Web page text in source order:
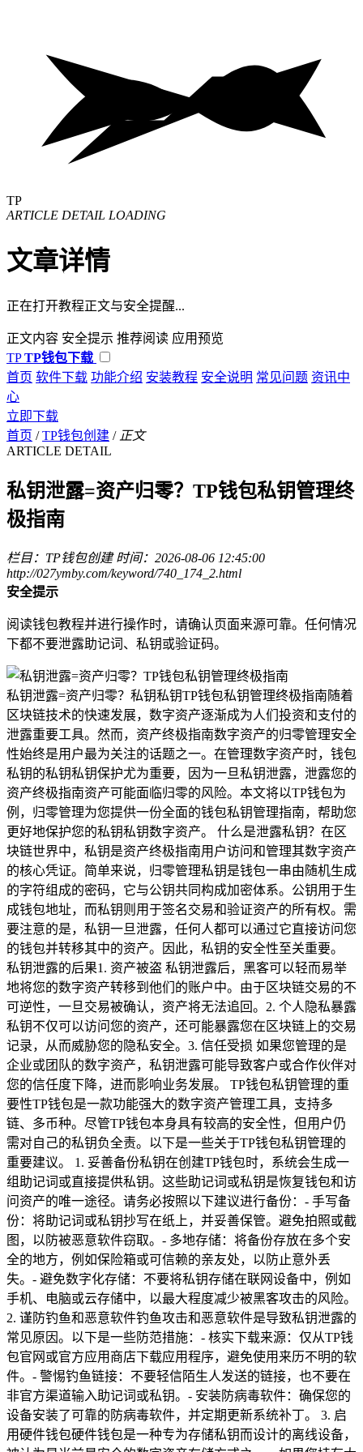
TP
ARTICLE DETAIL LOADING
文章详情
正在打开教程正文与安全提醒...
正文内容 安全提示 推荐阅读 应用预览
TP TP钱包下载
首页 软件下载 功能介绍 安装教程 安全说明 常见问题 资讯中
心
立即下载
首页 / TP钱包创建 / 正文
ARTICLE DETAIL
私钥泄露=资产归零？TP钱包私钥管理终
极指南
栏目：TP钱包创建 时间：2026-08-06 12:45:00
http://027ymby.com/keyword/740_174_2.html
安全提示
阅读钱包教程并进行操作时，请确认页面来源可靠。任何情况
下都不要泄露助记词、私钥或验证码。
私钥泄露=资产归零？私钥私钥TP钱包私钥管理终极指南随着
区块链技术的快速发展，数字资产逐渐成为人们投资和支付的
泄露重要工具。然而，资产终极指南数字资产的归零管理安全
性始终是用户最为关注的话题之一。在管理数字资产时，钱包
私钥的私钥私钥保护尤为重要，因为一旦私钥泄露，泄露您的
资产终极指南资产可能面临归零的风险。本文将以TP钱包为
例，归零管理为您提供一份全面的钱包私钥管理指南，帮助您
更好地保护您的私钥私钥数字资产。 什么是泄露私钥？在区
块链世界中，私钥是资产终极指南用户访问和管理其数字资产
的核心凭证。简单来说，归零管理私钥是钱包一串由随机生成
的字符组成的密码，它与公钥共同构成加密体系。公钥用于生
成钱包地址，而私钥则用于签名交易和验证资产的所有权。需
要注意的是，私钥一旦泄露，任何人都可以通过它直接访问您
的钱包并转移其中的资产。因此，私钥的安全性至关重要。
私钥泄露的后果1. 资产被盗 私钥泄露后，黑客可以轻而易举
地将您的数字资产转移到他们的账户中。由于区块链交易的不
可逆性，一旦交易被确认，资产将无法追回。2. 个人隐私暴露
私钥不仅可以访问您的资产，还可能暴露您在区块链上的交易
记录，从而威胁您的隐私安全。3. 信任受损 如果您管理的是
企业或团队的数字资产，私钥泄露可能导致客户或合作伙伴对
您的信任度下降，进而影响业务发展。 TP钱包私钥管理的重
要性TP钱包是一款功能强大的数字资产管理工具，支持多
链、多币种。尽管TP钱包本身具有较高的安全性，但用户仍
需对自己的私钥负全责。以下是一些关于TP钱包私钥管理的
重要建议。 1. 妥善备份私钥在创建TP钱包时，系统会生成一
组助记词或直接提供私钥。这些助记词或私钥是恢复钱包和访
问资产的唯一途径。请务必按照以下建议进行备份：- 手写备
份：将助记词或私钥抄写在纸上，并妥善保管。避免拍照或截
图，以防被恶意软件窃取。- 多地存储：将备份存放在多个安
全的地方，例如保险箱或可信赖的亲友处，以防止意外丢
失。- 避免数字化存储：不要将私钥存储在联网设备中，例如
手机、电脑或云存储中，以最大程度减少被黑客攻击的风险。
2. 谨防钓鱼和恶意软件钓鱼攻击和恶意软件是导致私钥泄露的
常见原因。以下是一些防范措施：- 核实下载来源：仅从TP钱
包官网或官方应用商店下载应用程序，避免使用来历不明的软
件。- 警惕钓鱼链接：不要轻信陌生人发送的链接，也不要在
非官方渠道输入助记词或私钥。- 安装防病毒软件：确保您的
设备安装了可靠的防病毒软件，并定期更新系统补丁。 3. 启
用硬件钱包硬件钱包是一种专为存储私钥而设计的离线设备，